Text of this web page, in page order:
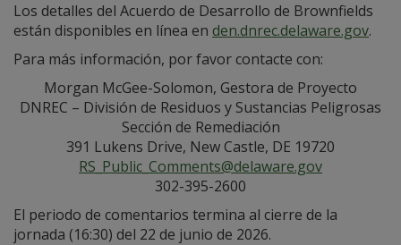
Los detalles del Acuerdo de Desarrollo de Brownfields
están disponibles en línea en den.dnrec.delaware.gov.
Para más información, por favor contacte con:
Morgan McGee-Solomon, Gestora de Proyecto
DNREC – División de Residuos y Sustancias Peligrosas
Sección de Remediación
391 Lukens Drive, New Castle, DE 19720
RS_Public_Comments@delaware.gov
302-395-2600
El periodo de comentarios termina al cierre de la
jornada (16:30) del 22 de junio de 2026.